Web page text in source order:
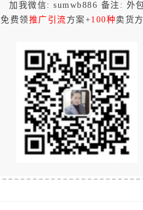
加我微信: sumwb886 备注: 外
免费领 推广引流 方案+100种卖货